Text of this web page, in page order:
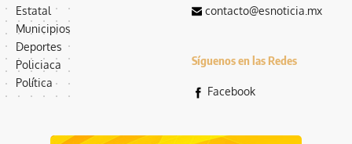
Estatal
Municipios
Deportes
Policiaca
Política
contacto@esnoticia.mx
Síguenos en las Redes
Facebook